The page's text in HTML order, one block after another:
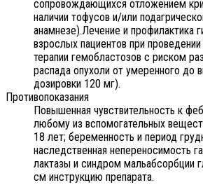
сопровождающихся отложением
наличии тофусов и/или
анамнезе).Лечение и профилактика
взрослых пациентов при
терапии гемобластозов с риском
распада опухоли от умеренного до
дозировки 120 мг).
Противопоказания
Повышенная чувствительность к
любому из вспомогательных
18 лет; беременность и период
наследственная непереносимость
лактазы и синдром мальабсорбции
см инструкцию препарата.